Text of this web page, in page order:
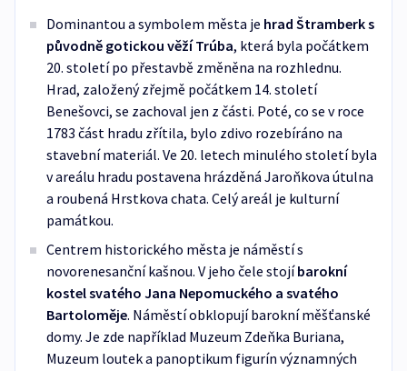
Dominantou a symbolem města je hrad Štramberk s
původně gotickou věží Trúba, která byla počátkem
20. století po přestavbě změněna na rozhlednu.
Hrad, založený zřejmě počátkem 14. století
Benešovci, se zachoval jen z části. Poté, co se v roce
1783 část hradu zřítila, bylo zdivo rozebíráno na
stavební materiál. Ve 20. letech minulého století byla
v areálu hradu postavena hrázděná Jaroňkova útulna
a roubená Hrstkova chata. Celý areál je kulturní
památkou.
Centrem historického města je náměstí s
novorenesanční kašnou. V jeho čele stojíbarokní
kostel svatého Jana Nepomuckého a svatého
Bartoloměje. Náměstí obklopují barokní měšťanské
domy. Je zde například Muzeum Zdeňka Buriana,
Muzeum loutek a panoptikum figurín významných